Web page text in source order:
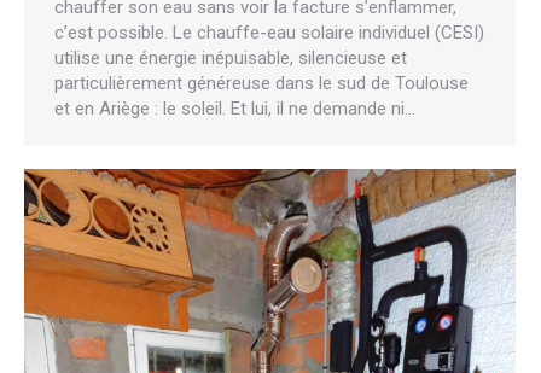
chauffer son eau sans voir la facture s’enflammer,
c’est possible. Le chauffe-eau solaire individuel (CESI)
utilise une énergie inépuisable, silencieuse et
particulièrement généreuse dans le sud de Toulouse
et en Ariège : le soleil. Et lui, il ne demande ni…